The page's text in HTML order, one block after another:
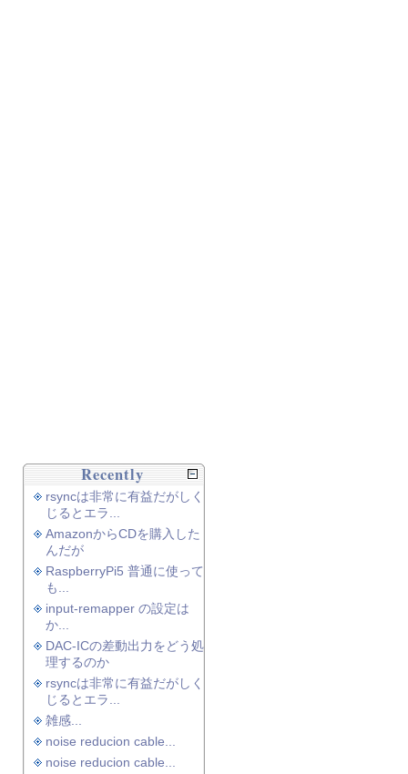
Recently
rsyncは非常に有益だがしく
じるとエラ...
AmazonからCDを購入した
んだが
RaspberryPi5 普通に使って
も...
input-remapper の設定は
か...
DAC-ICの差動出力をどう処
理するのか
rsyncは非常に有益だがしく
じるとエラ...
雑感...
noise reducion cable...
noise reducion cable...